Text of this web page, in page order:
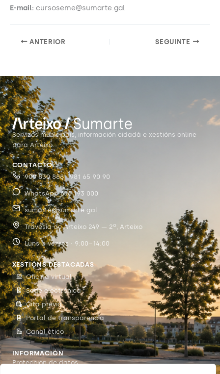
E-mail: cursoseme@sumarte.gal
ANTERIOR SEGUINTE
Servizos municipais, información cidadá e xestións online
para Arteixo.
CONTACTO
900 830 888 · 981 65 90 90
WhatsApp 698 193 000
sumarte@sumarte.gal
Travesía de Arteixo 249 — 2º, Arteixo
Luns a venres · 9:00–14:00
XESTIÓNS DESTACADAS
Oficina virtual
Sede electrónica
Cita previa
Portal de transparencia
Canal ético
INFORMACIÓN
Protección de datos